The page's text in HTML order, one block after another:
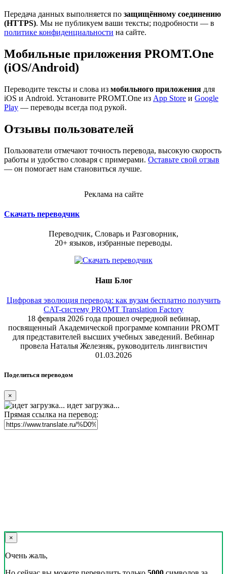
Передача данных выполняется по защищённому соединению
(HTTPS). Мы не публикуем ваши тексты; подробности — в
политике конфиденциальности на сайте.
Мобильные приложения PROMT.One
(iOS/Android)
Переводите тексты и слова из мобильного приложения для
iOS и Android. Установите PROMT.One из App Store и Google
Play — переводы всегда под рукой.
Отзывы пользователей
Пользователи отмечают точность перевода, высокую скорость
работы и удобство словаря с примерами. Оставьте свой отзыв
— он помогает нам становиться лучше.
Реклама на сайте
Скачать переводчик
Переводчик, Словарь и Разговорник,
20+ языков, избранные переводы.
Наш Блог
Цифровая эволюция перевода: как вузам бесплатно получить
CAT-систему PROMT Translation Factory
18 февраля 2026 года прошел очередной вебинар,
посвященный Академической программе компании PROMT
для представителей высших учебных заведений. Вебинар
провела Наталья Железняк, руководитель лингвистич
01.03.2026
Поделиться переводом
×
идет загрузка...
Прямая ссылка на перевод:
×
Очень жаль,